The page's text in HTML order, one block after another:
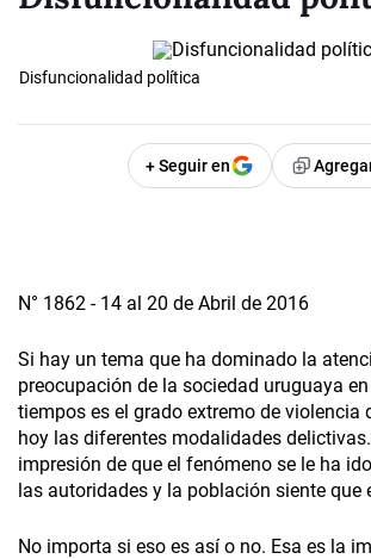
Disfuncionalidad política
+ Seguir en
N° 1862 - 14 al 20 de Abril de 2016
Si hay un tema que ha dominado la
preocupación de la sociedad uruguaya
tiempos es el grado extremo de violencia
hoy las diferentes modalidades
impresión de que el fenómeno se le ha
las autoridades y la población siente que
No importa si eso es así o no. Esa es la